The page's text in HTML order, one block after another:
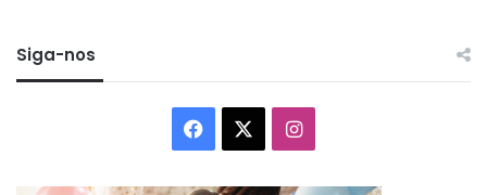
Siga-nos
Facebook Instagram